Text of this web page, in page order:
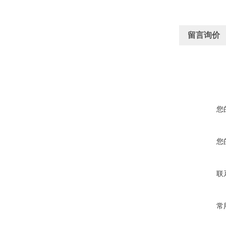
留言询价
您
您
联
常